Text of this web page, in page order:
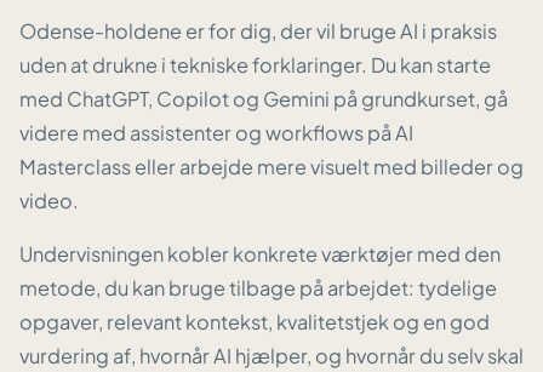
Odense-holdene er for dig, der vil bruge AI i praksis
uden at drukne i tekniske forklaringer. Du kan starte
med ChatGPT, Copilot og Gemini på grundkurset, gå
videre med assistenter og workflows på AI
Masterclass eller arbejde mere visuelt med billeder og
video.
Undervisningen kobler konkrete værktøjer med den
metode, du kan bruge tilbage på arbejdet: tydelige
opgaver, relevant kontekst, kvalitetstjek og en god
vurdering af, hvornår AI hjælper, og hvornår du selv skal